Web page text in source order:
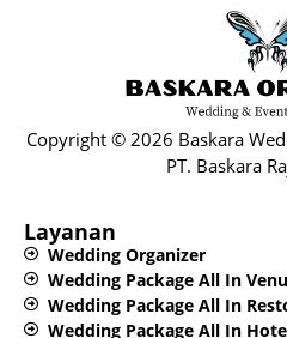
Copyright © 2026 Baskara
PT. Baskara
Layanan
Wedding Organizer
Wedding Package All In
Wedding Package All In
Wedding Package All In